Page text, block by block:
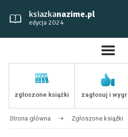
ksiazkanazime.pl
edycja 2024
zgłoszone książki zagłosuj i
Strona główna Zgłoszone ksiąźki